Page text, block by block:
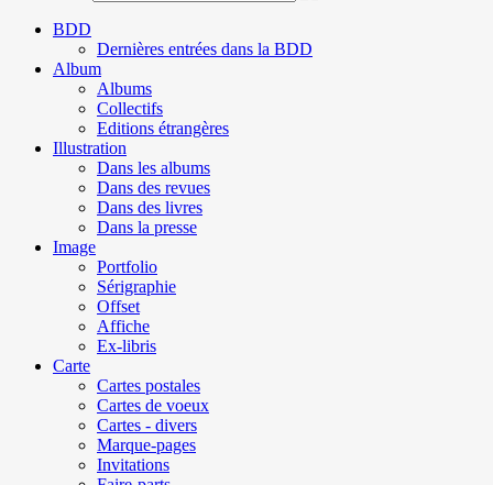
BDD
Dernières entrées dans la BDD
Album
Albums
Collectifs
Editions étrangères
Illustration
Dans les albums
Dans des revues
Dans des livres
Dans la presse
Image
Portfolio
Sérigraphie
Offset
Affiche
Ex-libris
Carte
Cartes postales
Cartes de voeux
Cartes - divers
Marque-pages
Invitations